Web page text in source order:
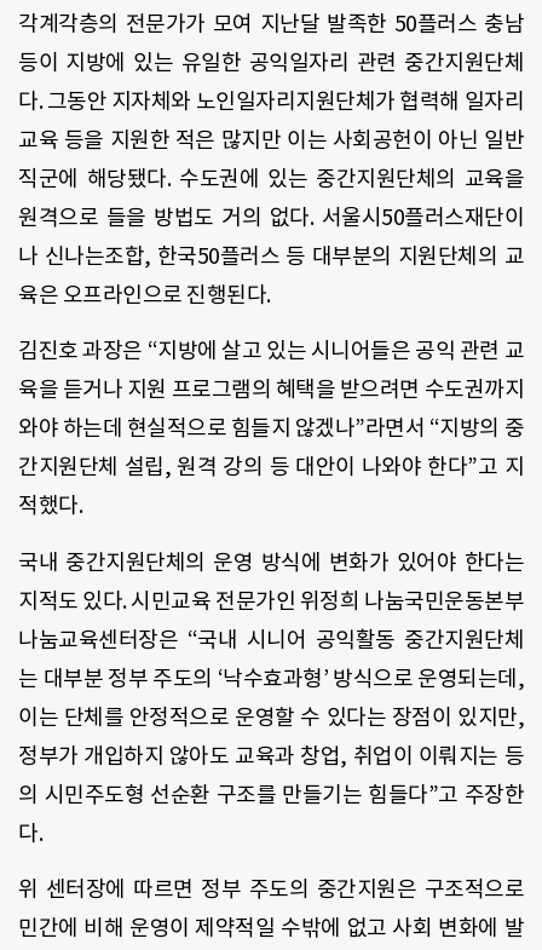
각계각층의 전문가가 모여 지난달 발족한 50플러스 충남
등이 지방에 있는 유일한 공익일자리 관련 중간지원단체
다. 그동안 지자체와 노인일자리지원단체가 협력해 일자리
교육 등을 지원한 적은 많지만 이는 사회공헌이 아닌 일반
직군에 해당됐다. 수도권에 있는 중간지원단체의 교육을
원격으로 들을 방법도 거의 없다. 서울시50플러스재단이
나 신나는조합, 한국50플러스 등 대부분의 지원단체의 교
육은 오프라인으로 진행된다.
김진호 과장은 “지방에 살고 있는 시니어들은 공익 관련 교
육을 듣거나 지원 프로그램의 혜택을 받으려면 수도권까지
와야 하는데 현실적으로 힘들지 않겠나”라면서 “지방의 중
간지원단체 설립, 원격 강의 등 대안이 나와야 한다”고 지
적했다.
국내 중간지원단체의 운영 방식에 변화가 있어야 한다는
지적도 있다. 시민교육 전문가인 위정희 나눔국민운동본부
나눔교육센터장은 “국내 시니어 공익활동 중간지원단체
는 대부분 정부 주도의 ‘낙수효과형’ 방식으로 운영되는데,
이는 단체를 안정적으로 운영할 수 있다는 장점이 있지만,
정부가 개입하지 않아도 교육과 창업, 취업이 이뤄지는 등
의 시민주도형 선순환 구조를 만들기는 힘들다”고 주장한
다.
위 센터장에 따르면 정부 주도의 중간지원은 구조적으로
민간에 비해 운영이 제약적일 수밖에 없고 사회 변화에 발